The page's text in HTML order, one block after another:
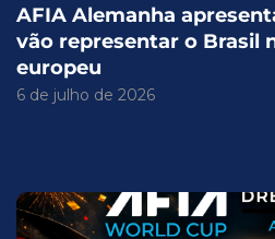
AFIA Alemanha
vão representar o Brasil
europeu
6 de julho de 2026